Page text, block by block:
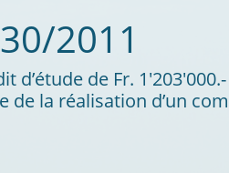
2011
d’étude de Fr.
de la réalisation d’un